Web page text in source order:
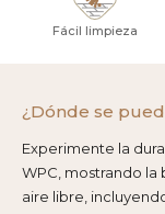
Fácil limpieza
¿Dónde se
Experimente la
WPC, mostrando la
aire libre,
Piscina
Patio
Terraza
Escalera
Yates